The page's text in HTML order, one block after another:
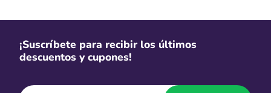
Más cupones de Alibaba
¡Suscríbete para recibir los últimos
descuentos y cupones!